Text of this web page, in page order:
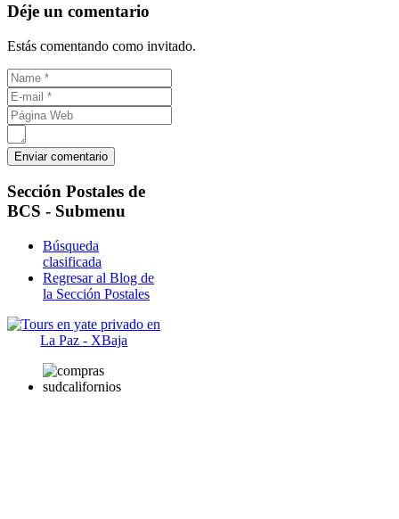
Déje un comentario
Estás comentando como invitado.
Sección Postales de
BCS - Submenu
Búsqueda
clasificada
Regresar al Blog de
la Sección Postales